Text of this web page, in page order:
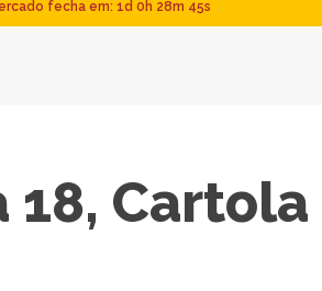
fecha em: 1d 0h 28m 44s
Cartola